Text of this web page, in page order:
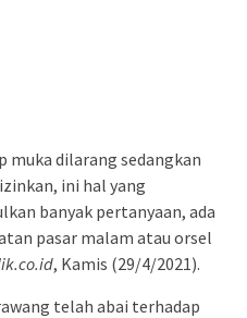
muka dilarang sedangkan
ini hal yang
banyak pertanyaan, ada
pasar malam atau orsel
, Kamis (29/4/2021).
telah abai terhadap